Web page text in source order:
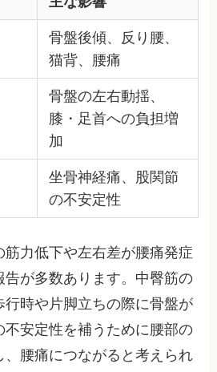
骨盤後傾、反り腰、
猫背、腰痛
骨盤の左右動揺、
膝・足首への負担増
加
坐骨神経痛、股関節
の不安定性
力低下や左右差が腰痛発症
告が多数あります。中臀筋の
行時や片脚立ちの際に骨盤が
不安定性を補うために腰部の
、腰痛につながると考えられ